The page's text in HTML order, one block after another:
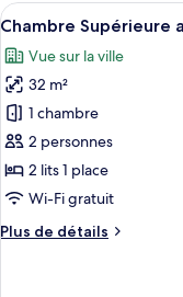
grand
lit
de
Chambre
Supérieure,
très
grand
lit
Afficher
toutes
les
photos
pour
ce
type
de
chambre :
Chambre
4
Chambre Supérieure
Vue sur la ville
32 m²
1 chambre
2 personnes
2 lits 1 place
Wi-Fi gratuit
Plus de détails
Plus